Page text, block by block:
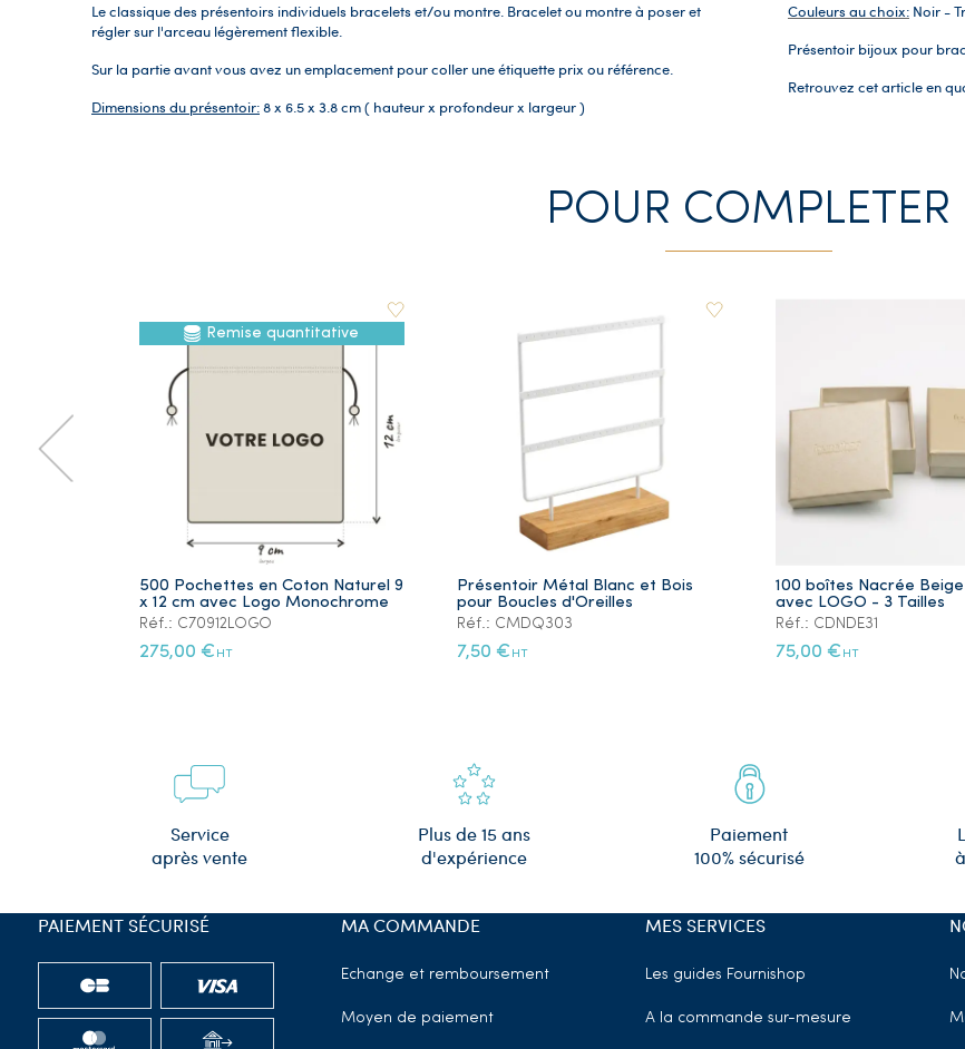
Le classique des présentoirs individuels bracelets et/ou montre. Bracelet ou montre à poser et
régler sur l'arceau légèrement flexible.
Sur la partie avant vous avez un emplacement pour coller une étiquette prix ou référence.
Dimensions du présentoir:8 x 6.5 x 3.8 cm ( hauteur x profondeur x largeur )
Couleurs au choix: Noir -
Présentoir bijoux pour
Retrouvez cet article en
POUR COMPLETER
Remise quantitative
500 Pochettes en Coton Naturel 9
x 12 cm avec Logo Monochrome
Réf.: C70912LOGO
275,00 € HT
Présentoir Métal Blanc et Bois
pour Boucles d'Oreilles
Réf.: CMDQ303
7,50 € HT
100 boîtes Nacrée
avec LOGO - 3 Tailles
Réf.: CDNDE31
75,00 € HT
Service
après vente
Plus de 15 ans
d'expérience
Paiement
100% sécurisé
MA COMMANDE
Echange et remboursement
Moyen de paiement
MES SERVICES
Les guides Fournishop
A la commande sur-mesure
PAIEMENT SÉCURISÉ